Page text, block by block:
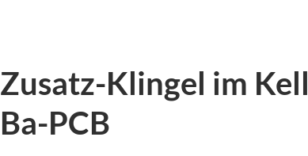
Zusatz-Klingel im
Ba-PCB